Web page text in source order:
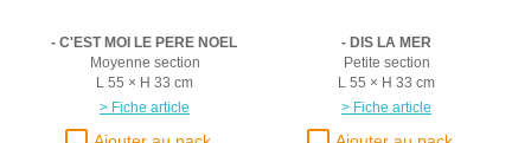
- C'EST MOI LE PERE NOEL
Moyenne section
L 55 × H 33 cm
> Fiche article
- DIS LA MER
Petite section
L 55 × H 33 cm
> Fiche article